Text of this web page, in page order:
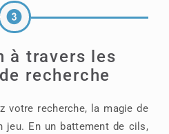
à travers les
recherche
votre recherche, la magie de
jeu. En un battement de cils,